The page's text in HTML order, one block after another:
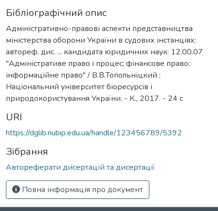
Бібліографічний опис
Адміністративно-правові аспекти представництва
міністерства оборони України в судових інстанціях:
автореф. дис. ... кандидата юридичних наук: 12.00.07
"Адміністративе право і процес; фінансове право;
інформаційне право" / В.В.Топольніцкий ;
Національний університет біоресурсів і
природокористування України. - К., 2017. - 24 с
URI
https://dglib.nubip.edu.ua/handle/123456789/5392
Зібрання
Автореферати дисертацій та дисертації
Повна інформація про документ